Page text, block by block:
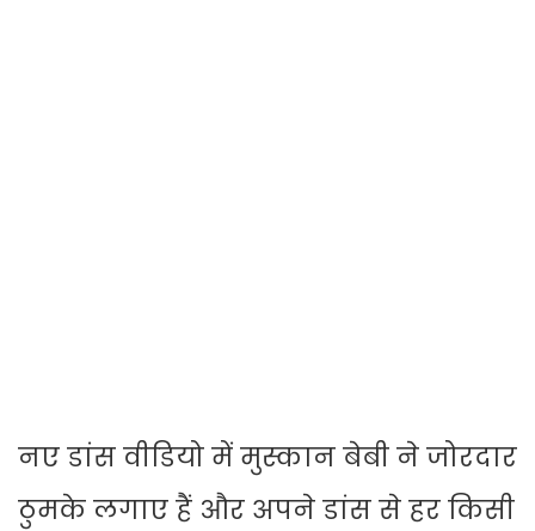
नए डांस वीडियो में मुस्कान बेबी ने जोरदार
ठुमके लगाए हैं और अपने डांस से हर किसी